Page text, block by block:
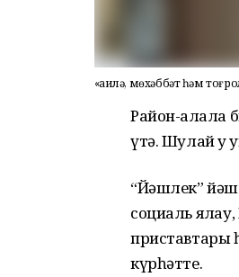
«Ғаилә, мөхәббәт һәм
Район-ҡалала
үтә. Шулай уҡ
“Йәшлек”
социаль
приставтары
күрһәтте.